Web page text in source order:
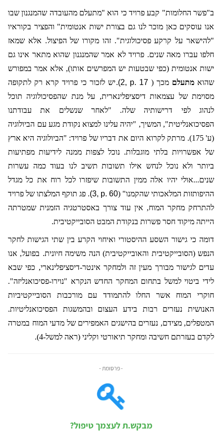
ב"פשר החלומות" קבע פרויד כי הוא "מתעלם מהעובדה שהמנגנון שבו
אנו עוסקים כאן מוכר לנו גם בצורת ישות אנטומית" והפציר בקוראיו
"להישאר על קרקע פסיכולוגית". זהו מקורו של הפיצול. אלא שמאז
חלפו עברו מאה שנים. פרויד לא אמר שהמנגנון שהוא מתאר אינו גם
ישות אנטומית (כפי שבטעות יש המפרשים אותו), אלא אמר במפורש
שהואמתעלם מכך ( .(2, p. 17יש לזכור כי פרויד קרא רק לתקופה
מסוימת של עצמאות דיסציפלינארית, על מנת שהפסיכולוגיה תוכל
לנהוג לפי דרישותיה שלה. "לאחר שנשלים את עבודתנו
הפסיכואנליטית", המשיך, "יהיה עלינו למצוא נקודת מגע עם הביולוגיה
(ע' 175). מרתק לקרוא היום את דבריו של פרויד: "הביולוגיה היא ארץ
של אפשרויות בלתי מוגבלות. נוכל לצפות ממנה לידיעות מפתיעות
ביותר ולא נוכל לנחש אילו תשובות תשיב לנו בעוד כמה עשרות
שנים...אולי יהיו אלה ממין התשובות שיפזרו לכל רוח את כל מגדל
ההיפותזות המלאכותי שהקמנו" ((3, p. 60. פג תוקף המלצתו של פרויד
להתרחק מחקר המוח, אין עוד צורך באסטרטגיה הזמנית שמטרתה
הייתה מיקוד חסר פשרות בנקודת המבט הסובייקטיבית.
דומה כי גישור השסע ההיסטורי ואיחוי הקרע בין שתי הגישות לחקר
הנפש (הסובייקטיבית והאובייקטיבית) הנה משימה חיונית. בפועל, אנו
עדים לגישור מבורך מעין זה ולמחקר אינטר-דיסציפלינארי, כפי שבא
לידי ביטוי למשל בתחום המחקר החדש הנקרא "נוירו-פסיכואנליזה".
חוקרי המוח אשר החלו להתמודד עם מורכבות הסובייקטיביות
האנושית נעזרים רבות בידע העצום ובהמשגות הפסיכואנליטיות.
המטפלים, מצידם, נעזרים בהישגים האמפירים של מדעי המוח במטרה
לקדם בעזרתם חשיבה ומחקר תיאורטי וקליני (ראה למשל-4).
- פרסומת -
מבקש.ת לעצמך טיפול?